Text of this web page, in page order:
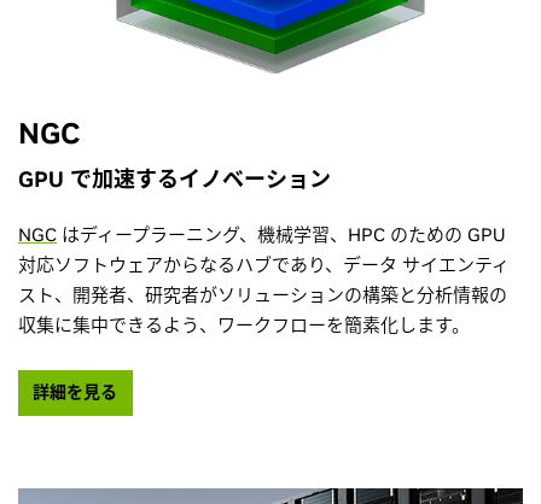
NGC
GPU で加速するイノベーション
NGC はディープラーニング、機械学習、HPC のための GPU
対応ソフトウェアからなるハブであり、データ サイエンティ
スト、開発者、研究者がソリューションの構築と分析情報の
収集に集中できるよう、ワークフローを簡素化します。
詳細を見る